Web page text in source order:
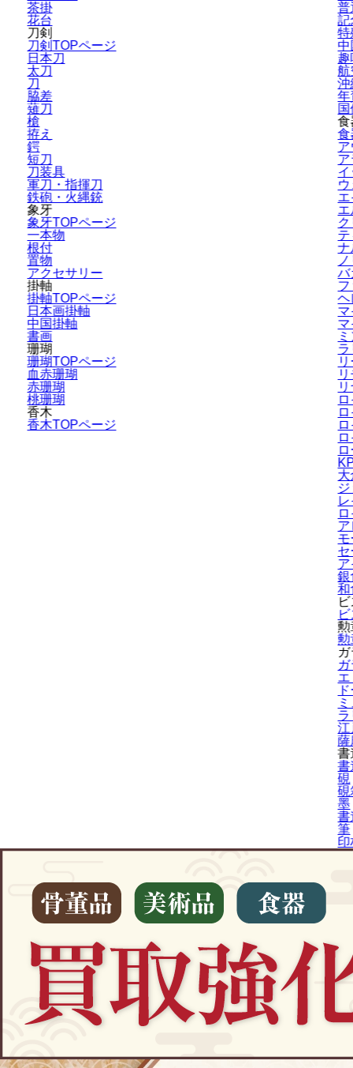
茶掛
花台
刀剣
刀剣TOPページ
日本刀
太刀
刀
脇差
薙刀
槍
拵え
鍔
短刀
刀装具
軍刀・指揮刀
鉄砲・火縄銃
象牙
象牙TOPページ
一本物
根付
置物
アクセサリー
掛軸
掛軸TOPページ
日本画掛軸
中国掛軸
書画
珊瑚
珊瑚TOPページ
血赤珊瑚
赤珊瑚
桃珊瑚
香木
香木TOPページ
普
記
特
中
趣
航
沖
年
食
食
ア
ア
イ
エ
エ
テ
ナ
バ
フ
ヘ
マ
マ
大
ア
モ
セ
ア
銀
和
勲
勲
エ
江
薩
書
書
硯
硯
墨
書
筆
印